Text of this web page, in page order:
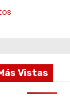
Vistas